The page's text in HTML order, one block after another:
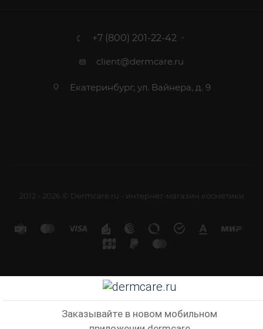
+7 (800) 201-22-42
client@dermcare.ru
Екатеринбург, ул. Вайнера, д. 9
2012 - 2026 © Dermcare.ru - интернет-магазин косметики
Заказывайте в новом мобильном